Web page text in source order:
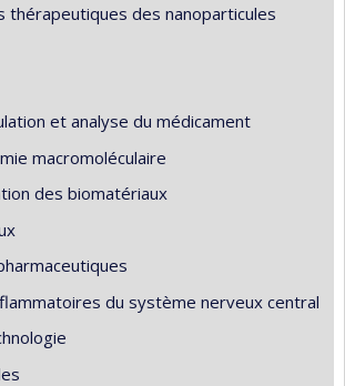
thérapeutiques des nanoparticules
et analyse du médicament
macromoléculaire
des biomatériaux
du système nerveux central